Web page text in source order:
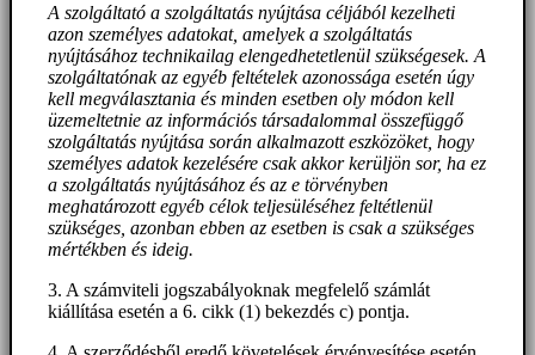
A szolgáltató a szolgáltatás nyújtása céljából kezelheti
azon személyes adatokat, amelyek a szolgáltatás
nyújtásához technikailag elengedhetetlenül szükségesek. A
szolgáltatónak az egyéb feltételek azonossága esetén úgy
kell megválasztania és minden esetben oly módon kell
üzemeltetnie az információs társadalommal összefüggő
szolgáltatás nyújtása során alkalmazott eszközöket, hogy
személyes adatok kezelésére csak akkor kerüljön sor, ha ez
a szolgáltatás nyújtásához és az e törvényben
meghatározott egyéb célok teljesüléséhez feltétlenül
szükséges, azonban ebben az esetben is csak a szükséges
mértékben és ideig.
3. A számviteli jogszabályoknak megfelelő számlát
kiállítása esetén a 6. cikk (1) bekezdés c) pontja.